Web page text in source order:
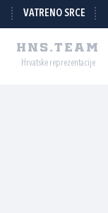
VATRENO SRCE
HNS.TEAM
Hrvatske reprezentacije